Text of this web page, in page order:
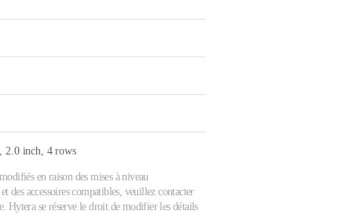
2.0 inch, 4 rows
en raison des mises à niveau
des accessoires compatibles, veuillez contacter
Hytera se réserve le droit de modifier les détails